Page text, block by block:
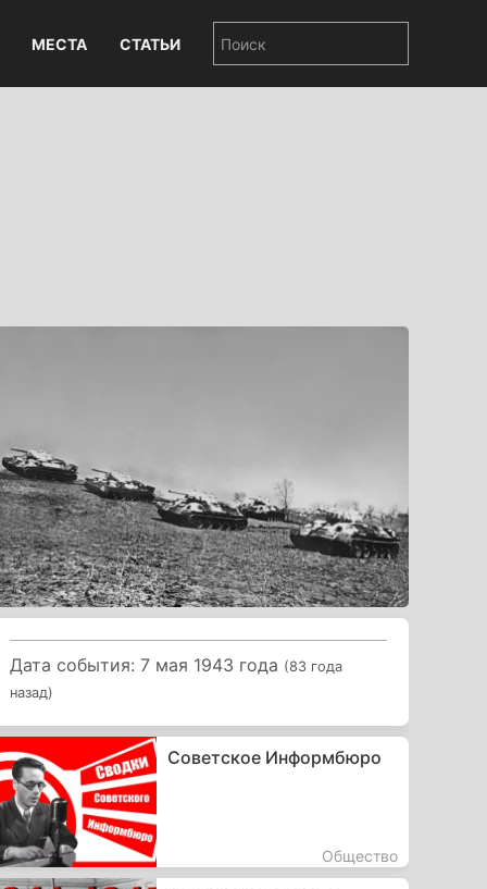
МЕСТА СТАТЬИ
Дата события: 7 мая 1943 года (83 года
назад)
Советское Информбюро
Общество